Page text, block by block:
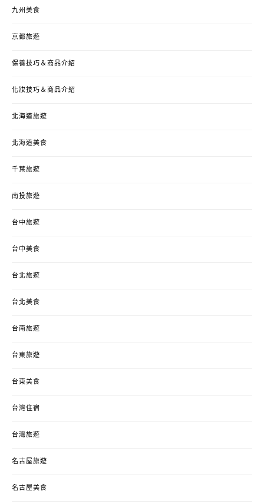
九州美食
京都旅遊
保養技巧＆商品介紹
化妝技巧＆商品介紹
北海道旅遊
北海道美食
千葉旅遊
南投旅遊
台中旅遊
台中美食
台北旅遊
台北美食
台南旅遊
台東旅遊
台東美食
台灣住宿
台灣旅遊
名古屋旅遊
名古屋美食